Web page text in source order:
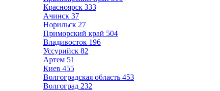
Красноярск 333
Ачинск 37
Норильск 27
Приморский край 504
Владивосток 196
Уссурийск 82
Артем 51
Киев 455
Волгоградская область 453
Волгоград 232